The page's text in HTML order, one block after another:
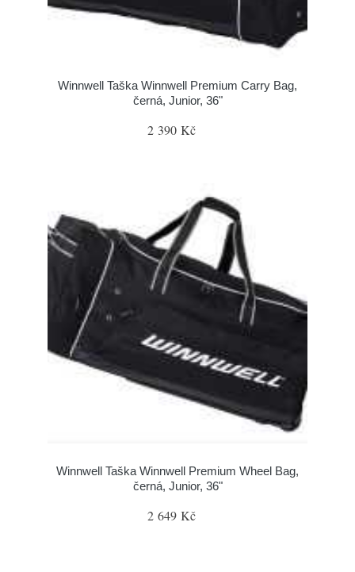
Winnwell Taška Winnwell Premium Carry Bag,
černá, Junior, 36"
2 390 Kč
Winnwell Taška Winnwell Premium Wheel Bag,
černá, Junior, 36"
2 649 Kč